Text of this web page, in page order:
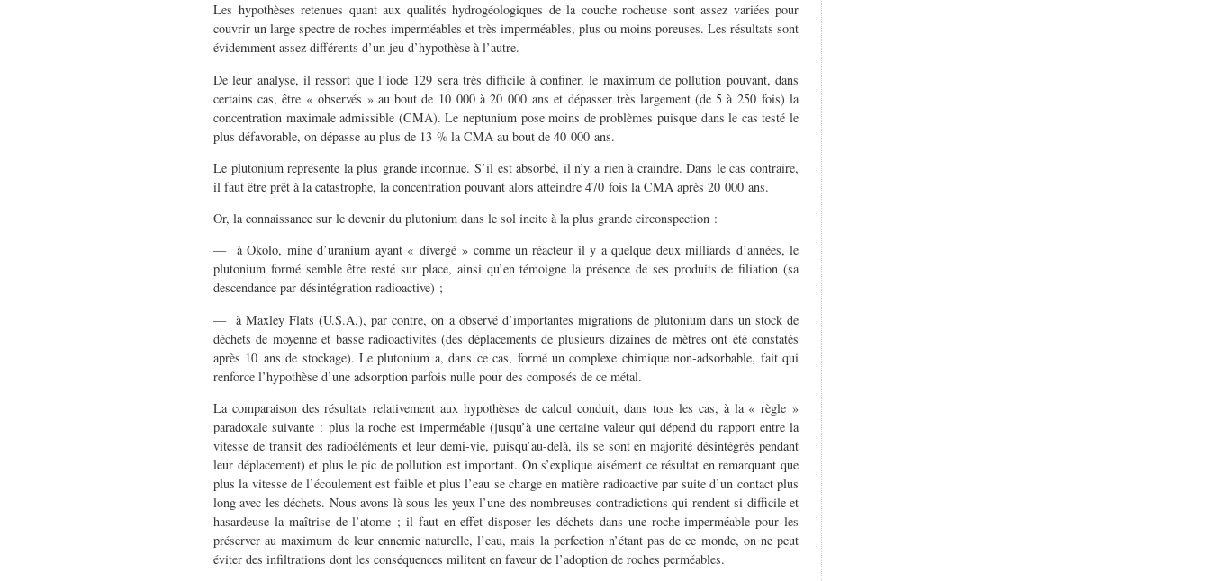
Les hypothèses retenues quant aux qualités hydrogéologiques de la couche rocheuse sont assez variées pour
couvrir un large spectre de roches imperméables et très imperméables, plus ou moins poreuses. Les résultats sont
évidemment assez différents d’un jeu d’hypothèse à l’autre.
De leur analyse, il ressort que l’iode 129 sera très difficile à confiner, le maximum de pollution pouvant, dans
certains cas, être « observés » au bout de 10 000 à 20 000 ans et dépasser très largement (de 5 à 250 fois) la
concentration maximale admissible (CMA). Le neptunium pose moins de problèmes puisque dans le cas testé le
plus défavorable, on dépasse au plus de 13 % la CMA au bout de 40 000 ans.
Le plutonium représente la plus grande inconnue. S’il est absorbé, il n’y a rien à craindre. Dans le cas contraire,
il faut être prêt à la catastrophe, la concentration pouvant alors atteindre 470 fois la CMA après 20 000 ans.
Or, la connaissance sur le devenir du plutonium dans le sol incite à la plus grande circonspection :
— à Okolo, mine d’uranium ayant « divergé » comme un réacteur il y a quelque deux milliards d’années, le
plutonium formé semble être resté sur place, ainsi qu’en témoigne la présence de ses produits de filiation (sa
descendance par désintégration radioactive) ;
— à Maxley Flats (U.S.A.), par contre, on a observé d’importantes migrations de plutonium dans un stock de
déchets de moyenne et basse radioactivités (des déplacements de plusieurs dizaines de mètres ont été constatés
après 10 ans de stockage). Le plutonium a, dans ce cas, formé un complexe chimique non-adsorbable, fait qui
renforce l’hypothèse d’une adsorption parfois nulle pour des composés de ce métal.
La comparaison des résultats relativement aux hypothèses de calcul conduit, dans tous les cas, à la « règle »
paradoxale suivante : plus la roche est imperméable (jusqu’à une certaine valeur qui dépend du rapport entre la
vitesse de transit des radioéléments et leur demi-vie, puisqu’au-delà, ils se sont en majorité désintégrés pendant
leur déplacement) et plus le pic de pollution est important. On s’explique aisément ce résultat en remarquant que
plus la vitesse de l’écoulement est faible et plus l’eau se charge en matière radioactive par suite d’un contact plus
long avec les déchets. Nous avons là sous les yeux l’une des nombreuses contradictions qui rendent si difficile et
hasardeuse la maîtrise de l’atome ; il faut en effet disposer les déchets dans une roche imperméable pour les
préserver au maximum de leur ennemie naturelle, l’eau, mais la perfection n’étant pas de ce monde, on ne peut
éviter des infiltrations dont les conséquences militent en faveur de l’adoption de roches perméables.